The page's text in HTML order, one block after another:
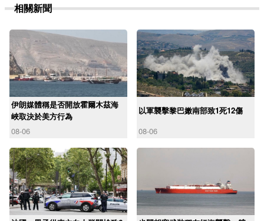
相關新聞
伊朗媒體稱是否開放霍爾木茲海
峽取決於美方行為
08-06
以軍襲擊黎巴嫩南部致1死12傷
08-06